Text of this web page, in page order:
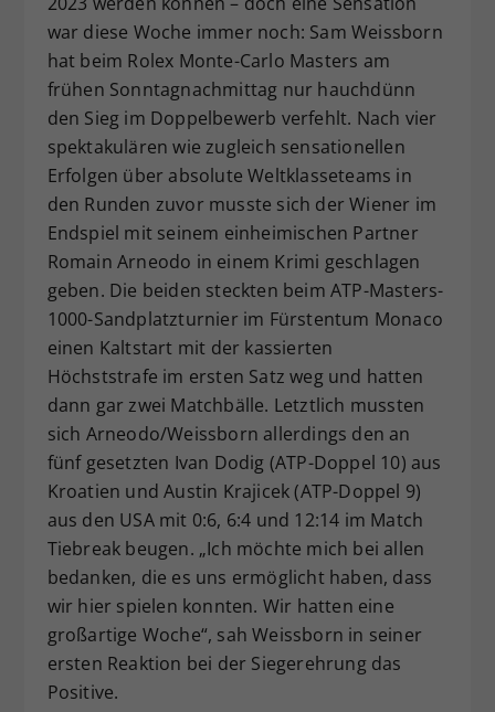
war diese Woche immer noch: Sam Weissborn
hat beim Rolex Monte-Carlo Masters am
frühen Sonntagnachmittag nur hauchdünn
den Sieg im Doppelbewerb verfehlt. Nach vier
spektakulären wie zugleich sensationellen
Erfolgen über absolute Weltklasseteams in
den Runden zuvor musste sich der Wiener im
Endspiel mit seinem einheimischen Partner
Romain Arneodo in einem Krimi geschlagen
geben. Die beiden steckten beim ATP-Masters-
1000-Sandplatzturnier im Fürstentum Monaco
einen Kaltstart mit der kassierten
Höchststrafe im ersten Satz weg und hatten
dann gar zwei Matchbälle. Letztlich mussten
sich Arneodo/Weissborn allerdings den an
fünf gesetzten Ivan Dodig (ATP-Doppel 10) aus
Kroatien und Austin Krajicek (ATP-Doppel 9)
aus den USA mit 0:6, 6:4 und 12:14 im Match
Tiebreak beugen. „Ich möchte mich bei allen
bedanken, die es uns ermöglicht haben, dass
wir hier spielen konnten. Wir hatten eine
großartige Woche“, sah Weissborn in seiner
ersten Reaktion bei der Siegerehrung das
Positive.
Zweck
Dieser Wert speichert Ihre Consent-
Einstellungen. Unter anderem eine
historische Speicherung Ihrer
vorgenommen Einstellungen, falls der
Webseiten-Betreiber dies eingestellt
hat.